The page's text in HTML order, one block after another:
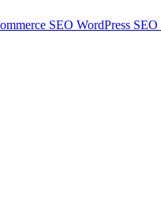
SEO WordPress SEO